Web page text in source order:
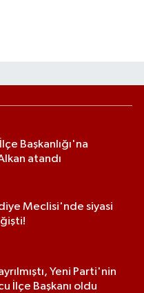
Başkanlığı'na
atandı
Meclisi'nde siyasi
Yeni Parti'nin
İlçe Başkanı oldu